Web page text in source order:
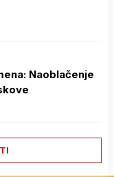
Naoblačenje